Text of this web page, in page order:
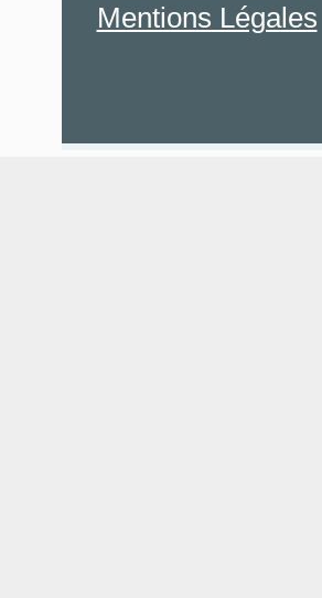
Mentions Légales